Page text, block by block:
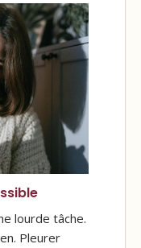
lourde tâche.
Pleurer